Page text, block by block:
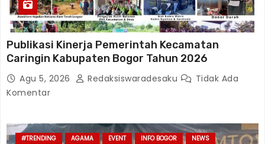
Publikasi Kinerja Pemerintah Kecamatan
Caringin Kabupaten Bogor Tahun 2026
Agu 5, 2026 Redaksiswaradesaku
Tidak Ada
Komentar
#TRENDING AGAMA EVENT INFO BOGOR
NEWS